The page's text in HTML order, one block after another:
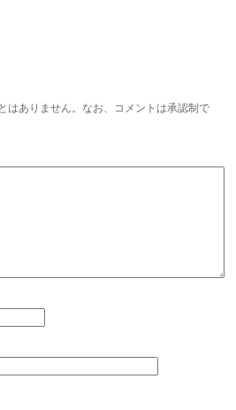
はありません。なお、コメントは承認制で